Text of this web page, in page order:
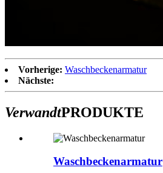
Vorherige: Waschbeckenarmatur
Nächste:
VerwandtPRODUKTE
Waschbeckenarmatur